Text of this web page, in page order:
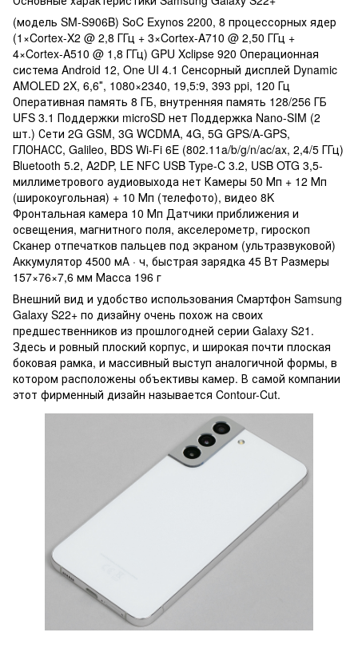
(модель SM-S906B) SoC Exynos 2200, 8 процессорных ядер
(1×Cortex-X2 @ 2,8 ГГц + 3×Cortex-A710 @ 2,50 ГГц +
4×Cortex-A510 @ 1,8 ГГц) GPU Xclipse 920 Операционная
система Android 12, One UI 4.1 Сенсорный дисплей Dynamic
AMOLED 2X, 6,6″, 1080×2340, 19,5:9, 393 ppi, 120 Гц
Оперативная память 8 ГБ, внутренняя память 128/256 ГБ
UFS 3.1 Поддержки microSD нет Поддержка Nano-SIM (2
шт.) Сети 2G GSM, 3G WCDMA, 4G, 5G GPS/A-GPS,
ГЛОНАСС, Galileo, BDS Wi-Fi 6E (802.11a/b/g/n/ac/ax, 2,4/5 ГГц)
Bluetooth 5.2, A2DP, LE NFC USB Type-C 3.2, USB OTG 3,5-
миллиметрового аудиовыхода нет Камеры 50 Мп + 12 Мп
(широкоугольная) + 10 Мп (телефото), видео 8K
Фронтальная камера 10 Мп Датчики приближения и
освещения, магнитного поля, акселерометр, гироскоп
Сканер отпечатков пальцев под экраном (ультразвуковой)
Аккумулятор 4500 мА · ч, быстрая зарядка 45 Вт Размеры
157×76×7,6 мм Масса 196 г
Внешний вид и удобство использования Смартфон Samsung
Galaxy S22+ по дизайну очень похож на своих
предшественников из прошлогодней серии Galaxy S21.
Здесь и ровный плоский корпус, и широкая почти плоская
боковая рамка, и массивный выступ аналогичной формы, в
котором расположены объективы камер. В самой компании
этот фирменный дизайн называется Contour-Cut.